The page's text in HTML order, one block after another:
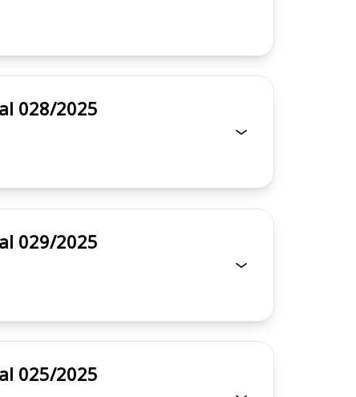
Edital 028/2025
Edital 029/2025
Edital 025/2025